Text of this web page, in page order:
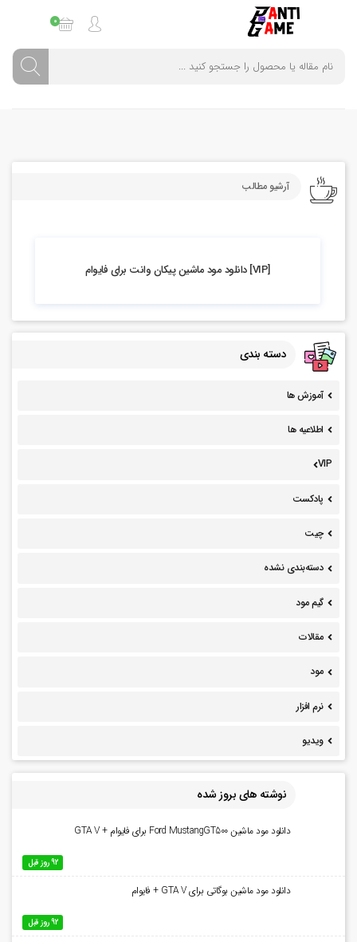
0
آرشیو مطالب
[VIP] دانلود مود ماشین پیکان وانت برای فایوام
دسته بندی
آموزش ها
اطلاعیه ها
VIP
پادکست
چیت
دسته‌بندی نشده
گیم مود
مقالات
مود
نرم افزار
ویدیو
نوشته های بروز شده
دانلود مود ماشین Ford MustangGT500 برای فایوام + GTA V
92 روز قبل
دانلود مود ماشین بوگاتی برای GTA V + فایوام
92 روز قبل